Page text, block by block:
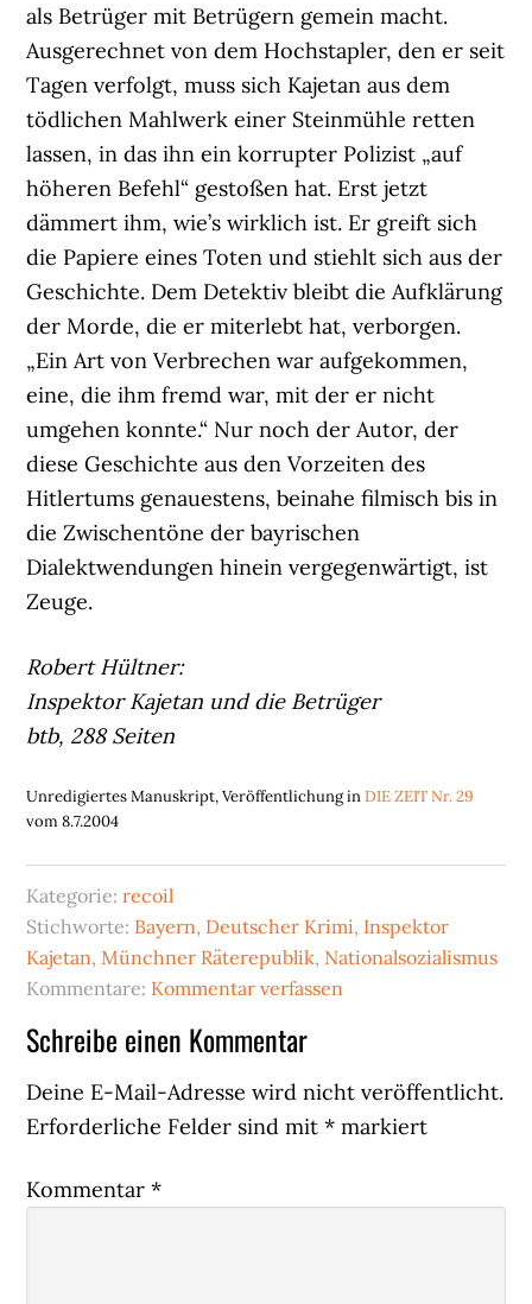
als Betrüger mit Betrügern gemein macht.
Ausgerechnet von dem Hochstapler, den er seit
Tagen verfolgt, muss sich Kajetan aus dem
tödlichen Mahlwerk einer Steinmühle retten
lassen, in das ihn ein korrupter Polizist „auf
höheren Befehl“ gestoßen hat. Erst jetzt
dämmert ihm, wie’s wirklich ist. Er greift sich
die Papiere eines Toten und stiehlt sich aus der
Geschichte. Dem Detektiv bleibt die Aufklärung
der Morde, die er miterlebt hat, verborgen.
„Ein Art von Verbrechen war aufgekommen,
eine, die ihm fremd war, mit der er nicht
umgehen konnte.“ Nur noch der Autor, der
diese Geschichte aus den Vorzeiten des
Hitlertums genauestens, beinahe filmisch bis in
die Zwischentöne der bayrischen
Dialektwendungen hinein vergegenwärtigt, ist
Zeuge.
Robert Hültner:
Inspektor Kajetan und die Betrüger
btb, 288 Seiten
Unredigiertes Manuskript, Veröffentlichung inDIE ZEIT Nr. 29
vom 8.7.2004
Kategorie:recoil
Stichworte: Bayern, Deutscher Krimi, Inspektor
Kajetan, Münchner Räterepublik, Nationalsozialismus
Kommentare: Kommentar verfassen
Leser-
Interaktionen
Schreibe einen Kommentar
Deine E-Mail-Adresse wird nicht veröffentlicht.
Erforderliche Felder sind mit* markiert
Kommentar*